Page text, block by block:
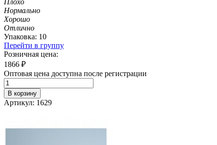
Нормально
Хорошо
Отлично
Упаковка: 10
Перейти в группу
Розничная цена:
1866 ₽
Оптовая цена доступна после регистрации
В корзину
Артикул: 1629